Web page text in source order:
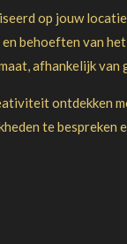
op jouw
behoeften van
afhankelijk
ontdekken
te bespreken